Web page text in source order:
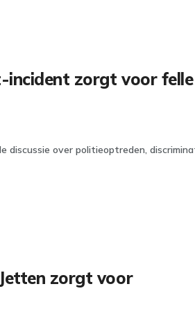
incident zorgt voor felle
over politieoptreden,
zorgt voor